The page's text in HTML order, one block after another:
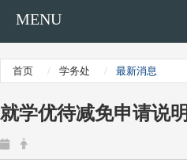
MENU
首页 学务处 最新消息
就学优待减免申请说明